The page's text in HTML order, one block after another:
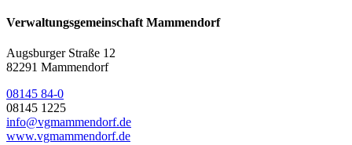
Verwaltungsgemeinschaft Mammendorf
Augsburger Straße 12
82291 Mammendorf
08145 84-0
08145 1225
info@vgmammendorf.de
www.vgmammendorf.de